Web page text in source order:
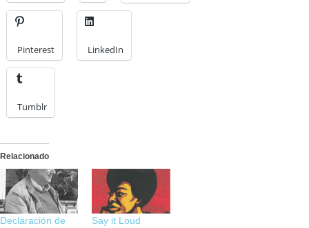
Pinterest LinkedIn
Tumblr
Relacionado
Declaración de
Say it Loud